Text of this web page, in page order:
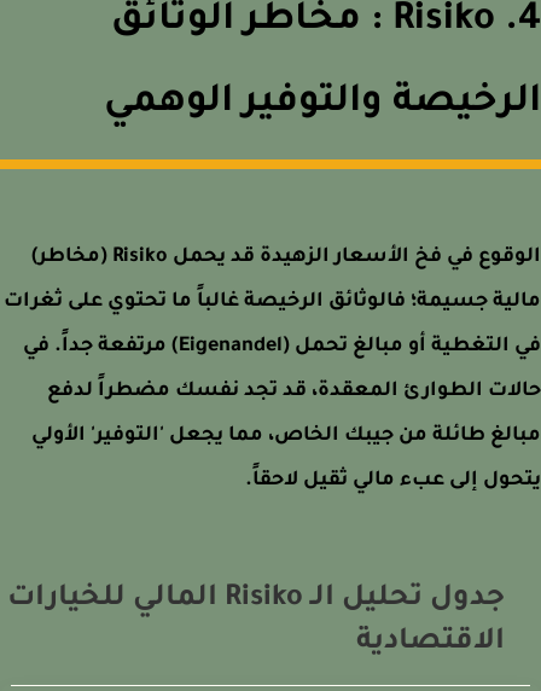
4. Risiko : مخاطر الوثائق
والتوفير الوهمي
الوقوع في فخ الأسعار الزهيدة قد يحمل Risiko (مخاطر)
جسيمة؛ فالوثائق الرخيصة غالباً ما تحتوي على ثغرات
في التغطية أو مبالغ تحمل (Eigenandel) مرتفعة جداً. في
الطوارئ المعقدة، قد تجد نفسك مضطراً لدفع
طائلة من جيبك الخاص، مما يجعل 'التوفير' الأولي
إلى عبء مالي ثقيل لاحقاً.
جدول تحليل الـ Risiko المالي للخيارات
الاقتصادية